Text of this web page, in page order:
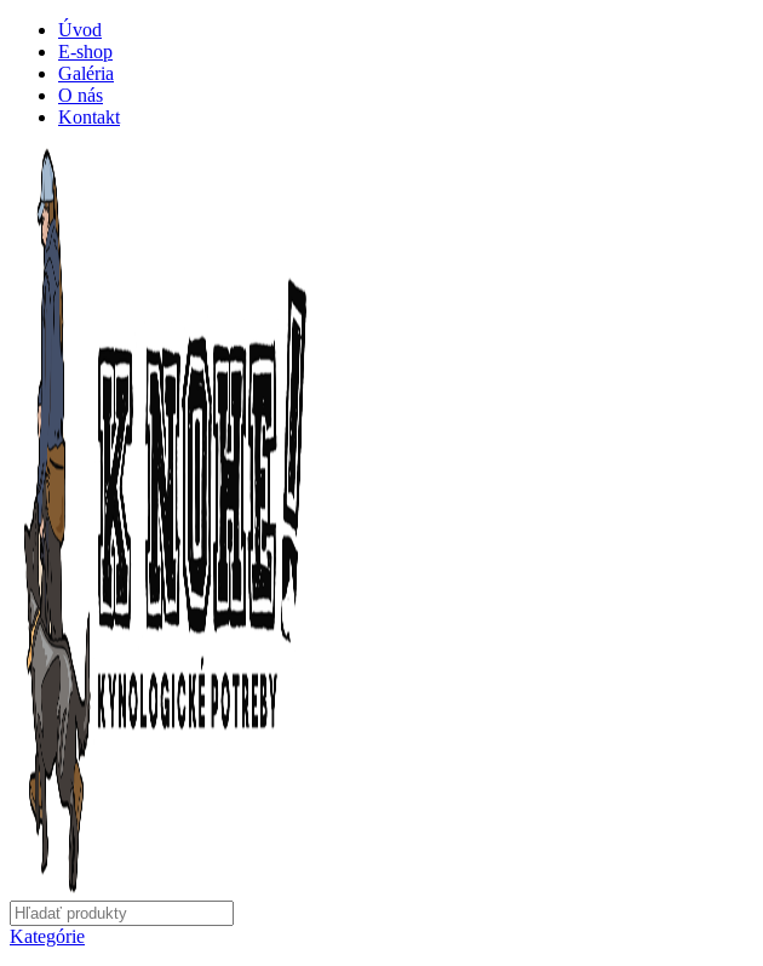
Úvod
E-shop
Galéria
O nás
Kontakt
Kategórie